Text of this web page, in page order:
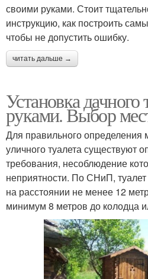
своими руками. Стоит
инструкцию, как построить
чтобы не допустить ошибку.
читать дальше →
Установка дачного
руками. Выбор
Для правильного определения
уличного туалета существуют
требования, несоблюдение
неприятности. По СНиП,
на расстоянии не менее 12
минимум 8 метров до колодца